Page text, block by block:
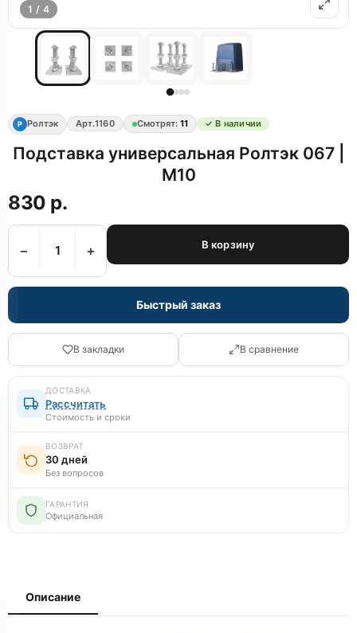
1 / 4
Р Ролтэк Арт.1160 Смотрят: 11 ✓ В наличии
Подставка универсальная Ролтэк 067 |
М10
830 р.
− + В корзину
Быстрый заказ
В закладки В сравнение
ДОСТАВКА
Рассчитать
Стоимость и сроки
ВОЗВРАТ
30 дней
Без вопросов
ГАРАНТИЯ
Официальная
Описание